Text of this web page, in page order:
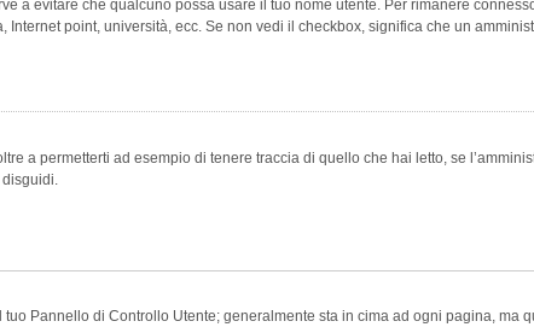
a evitare che qualcuno possa usare il tuo nome utente. Per rimanere
point, università, ecc. Se non vedi il checkbox, significa che un
a permetterti ad esempio di tenere traccia di quello che hai letto, se
Pannello di Controllo Utente; generalmente sta in cima ad ogni pagina, ma